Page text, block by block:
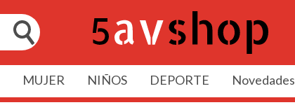
MUJER NIÑOS DEPORTE Novedades